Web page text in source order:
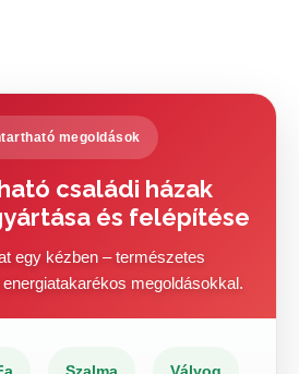
megoldások
családi házak
és felépítése
egy kézben – természetes
megoldásokkal.